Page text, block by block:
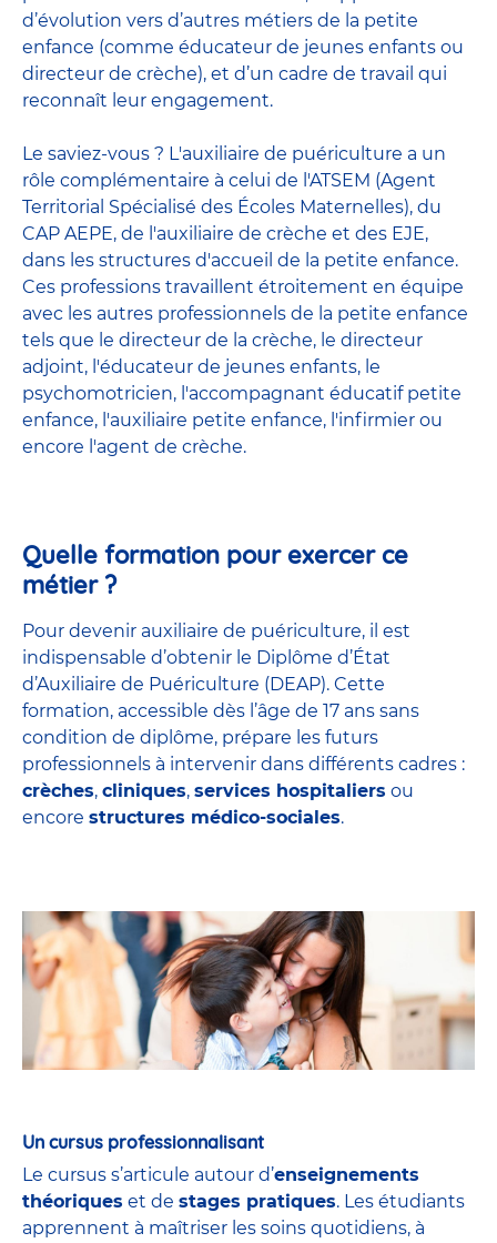
d’évolution vers d’autres métiers de la petite
enfance (comme éducateur de jeunes enfants ou
directeur de crèche), et d’un cadre de travail qui
reconnaît leur engagement.
Le saviez-vous ? L'auxiliaire de puériculture a un
rôle complémentaire à celui de l'ATSEM (Agent
Territorial Spécialisé des Écoles Maternelles), du
CAP AEPE, de l'auxiliaire de crèche et des EJE,
dans les structures d'accueil de la petite enfance.
Ces professions travaillent étroitement en équipe
avec les autres professionnels de la petite enfance
tels que le directeur de la crèche, le directeur
adjoint, l'éducateur de jeunes enfants, le
psychomotricien, l'accompagnant éducatif petite
enfance, l'auxiliaire petite enfance, l'infirmier ou
encore l'agent de crèche.
Quelle formation pour exercer ce
métier ?
Pour devenir auxiliaire de puériculture, il est
indispensable d’obtenir le Diplôme d’État
d’Auxiliaire de Puériculture (DEAP). Cette
formation, accessible dès l’âge de 17 ans sans
condition de diplôme, prépare les futurs
professionnels à intervenir dans différents cadres :
crèches, cliniques, services hospitaliers ou
encore structures médico-sociales.
Un cursus professionnalisant
Le cursus s’articule autour d’enseignements
théoriques et de stages pratiques. Les étudiants
apprennent à maîtriser les soins quotidiens, à